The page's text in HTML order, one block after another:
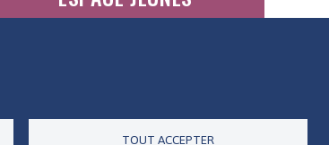
TOUT ACCEPTER